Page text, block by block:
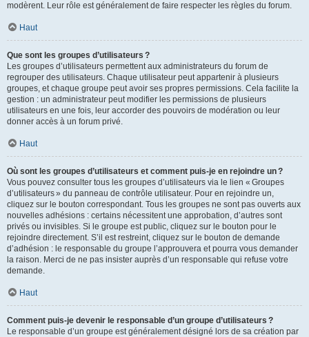
modèrent. Leur rôle est généralement de faire respecter les règles du forum.
Haut
Que sont les groupes d’utilisateurs ?
Les groupes d’utilisateurs permettent aux administrateurs du forum de
regrouper des utilisateurs. Chaque utilisateur peut appartenir à plusieurs
groupes, et chaque groupe peut avoir ses propres permissions. Cela facilite la
gestion : un administrateur peut modifier les permissions de plusieurs
utilisateurs en une fois, leur accorder des pouvoirs de modération ou leur
donner accès à un forum privé.
Haut
Où sont les groupes d’utilisateurs et comment puis-je en rejoindre un ?
Vous pouvez consulter tous les groupes d’utilisateurs via le lien « Groupes
d’utilisateurs » du panneau de contrôle utilisateur. Pour en rejoindre un,
cliquez sur le bouton correspondant. Tous les groupes ne sont pas ouverts aux
nouvelles adhésions : certains nécessitent une approbation, d’autres sont
privés ou invisibles. Si le groupe est public, cliquez sur le bouton pour le
rejoindre directement. S’il est restreint, cliquez sur le bouton de demande
d’adhésion : le responsable du groupe l’approuvera et pourra vous demander
la raison. Merci de ne pas insister auprès d’un responsable qui refuse votre
demande.
Haut
Comment puis-je devenir le responsable d’un groupe d’utilisateurs ?
Le responsable d’un groupe est généralement désigné lors de sa création par